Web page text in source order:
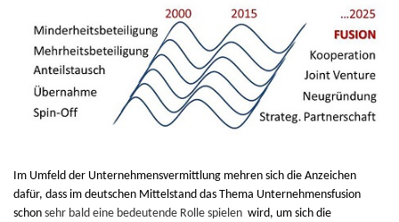
Im Umfeld der Unternehmensvermittlung mehren sich die Anzeichen
dafür, dass im deutschen Mittelstand das Thema Unternehmensfusion
schon sehr bald eine bedeutende Rolle spielen wird, um sich die